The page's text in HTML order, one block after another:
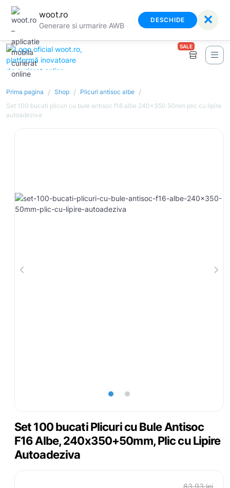
woot.ro
Generare si urmarire AWB
DESCHIDE ✕
SALE
Prima pagina / Shop / Plicuri antisoc albe /
Set 100 bucati plicuri cu bule antisoc f16 albe 240x350 50mm plic cu lipire
autoadeziva
lens lens
Set 100 bucati Plicuri cu Bule Antisoc
F16 Albe, 240x350+50mm, Plic cu Lipire
Autoadeziva
83.93 lei